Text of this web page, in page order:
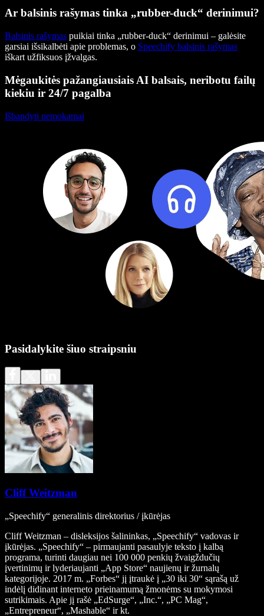
Ar balsinis rašymas tinka „rubber-duck“ derinimui?
Balsinis rašymas puikiai tinka „rubber-duck“ derinimui – galėsite
garsiai išsikalbėti apie problemas, o Speechify balsinis rašymas
iškart užfiksuos įžvalgas.
Mėgaukitės pažangiausiais AI balsais, neribotu failų
kiekiu ir 24/7 pagalba
Išbandyti nemokamai
Pasidalykite šiuo straipsniu
Cliff Weitzman
„Speechify“ generalinis direktorius / įkūrėjas
Cliff Weitzman – disleksijos šalininkas, „Speechify“ vadovas ir
įkūrėjas. „Speechify“ – pirmaujanti pasaulyje teksto į kalbą
programa, turinti daugiau nei 100 000 penkių žvaigždučių
įvertinimų ir lyderiaujanti „App Store“ naujienų ir žurnalų
kategorijoje. 2017 m. „Forbes“ jį įtraukė į „30 iki 30“ sąrašą už
indėlį didinant interneto prieinamumą žmonėms su mokymosi
sutrikimais. Apie jį rašė „EdSurge“, „Inc.“, „PC Mag“,
„Entrepreneur“, „Mashable“ ir kt.